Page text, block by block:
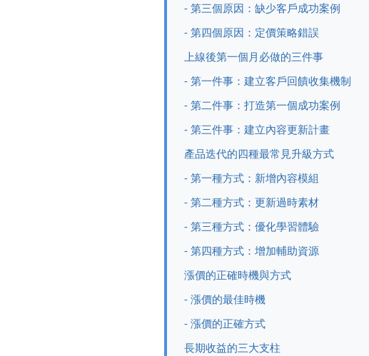
- 第三個原因：缺少客戶成功案例
- 第四個原因：定價策略錯誤
上線後第一個月必做的三件事
- 第一件事：建立客戶回饋收集機制
- 第二件事：打造第一個成功案例
- 第三件事：建立內容更新計畫
產品迭代的四種最常見升級方式
- 第一種方式：新增內容模組
- 第二種方式：更新過時素材
- 第三種方式：優化學習體驗
- 第四種方式：增加輔助資源
漲價的正確時機與方式
- 漲價的最佳時機
- 漲價的正確方式
長期收益的三大支柱